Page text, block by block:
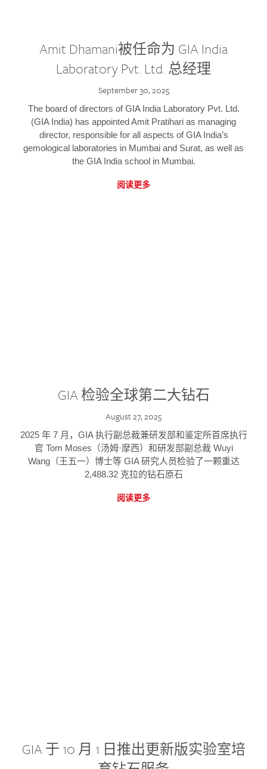
Amit Dhamani被任命为 GIA India
Laboratory Pvt. Ltd. 总经理
September 30, 2025
The board of directors of GIA India Laboratory Pvt. Ltd.
(GIA India) has appointed Amit Pratihari as managing
director, responsible for all aspects of GIA India’s
gemological laboratories in Mumbai and Surat, as well as
the GIA India school in Mumbai.
阅读更多
GIA 检验全球第二大钻石
August 27, 2025
2025 年 7 月，GIA 执行副总裁兼研发部和鉴定所首席执行
官 Tom Moses（汤姆·摩西）和研发部副总裁 Wuyi
Wang（王五一）博士等 GIA 研究人员检验了一颗重达
2,488.32 克拉的钻石原石
阅读更多
GIA 于 10 月 1 日推出更新版实验室培